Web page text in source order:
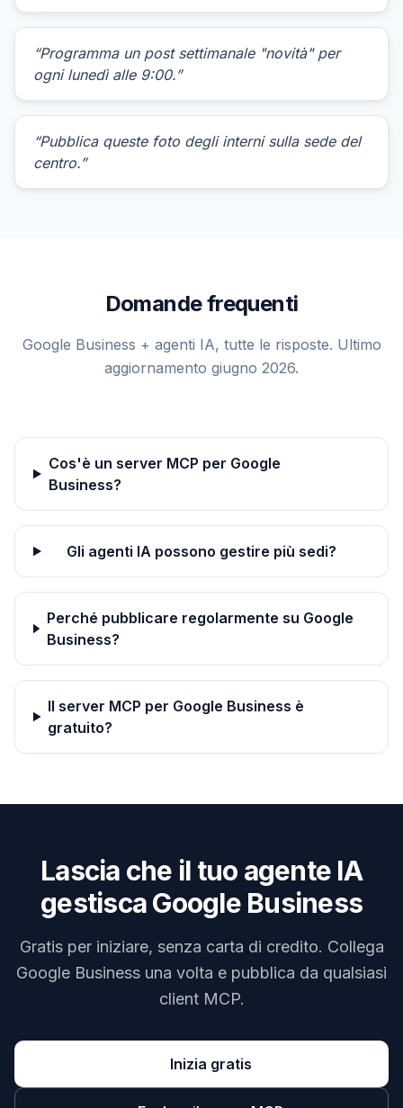
“Programma un post settimanale "novità" per
ogni lunedì alle 9:00.”
“Pubblica queste foto degli interni sulla sede del
centro.”
Domande frequenti
Google Business + agenti IA, tutte le risposte. Ultimo
aggiornamento giugno 2026.
Cos'è un server MCP per Google
Business?
Gli agenti IA possono gestire più sedi?
Perché pubblicare regolarmente su Google
Business?
Il server MCP per Google Business è
gratuito?
Lascia che il tuo agente IA
gestisca Google Business
Gratis per iniziare, senza carta di credito. Collega
Google Business una volta e pubblica da qualsiasi
client MCP.
Inizia gratis